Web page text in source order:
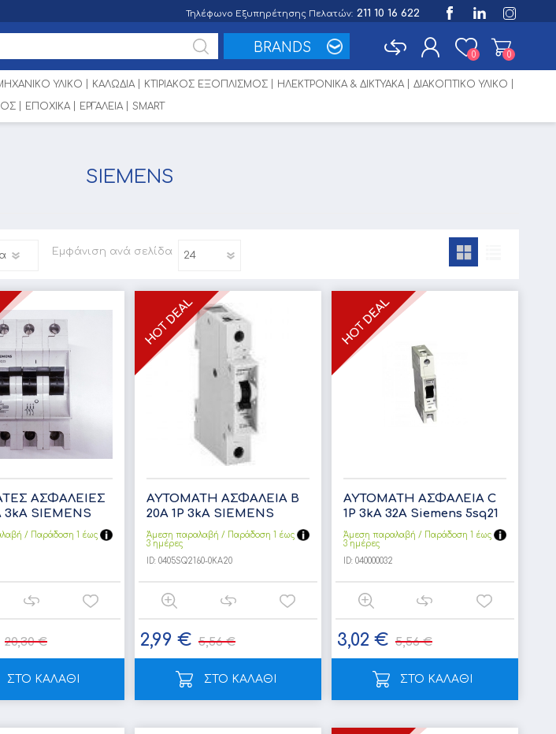
Τηλέφωνο Εξυπηρέτησης Πελατών: 211 10 16 622
BRANDS 0 0
ΥΛΙΚΟ ΚΑΛΩΔΙΑ ΚΤΙΡΙΑΚΟΣ ΕΞΟΠΛΙΣΜΟΣ ΗΛΕΚΤΡΟΝΙΚΑ & ΔΙΚΤΥΑΚΑ
ΔΙΑΚΟΠΤΙΚΟ ΥΛΙΚΟ
ΕΠΟΧΙΚΑ ΕΡΓΑΛΕΙΑ SMART
SIEMENS
Εμφάνιση ανά σελίδα
ΑΣΦΑΛΕΙΕΣ
3kA SIEMENS
/ Παράδoση 1 έως
20,30 €
ΣΤΟ ΚΑΛΑΘΙ
ΑΥΤΟΜΑΤΗ ΑΣΦΑΛΕΙΑ B
20Α 1P 3kA SIEMENS
Άμεση παραλαβή / Παράδoση 1 έως
3 ημέρες
ID: 0405SQ2160-0KA20
2,99 € 5,56 €
ΣΤΟ ΚΑΛΑΘΙ
ΑΥΤΟΜΑΤΗ ΑΣΦΑΛΕΙΑ C
1P 3kA 32Α Siemens 5sq21
Άμεση παραλαβή / Παράδoση 1 έως
3 ημέρες
ID:040000032
3,02 € 5,56 €
ΣΤΟ ΚΑΛΑΘΙ